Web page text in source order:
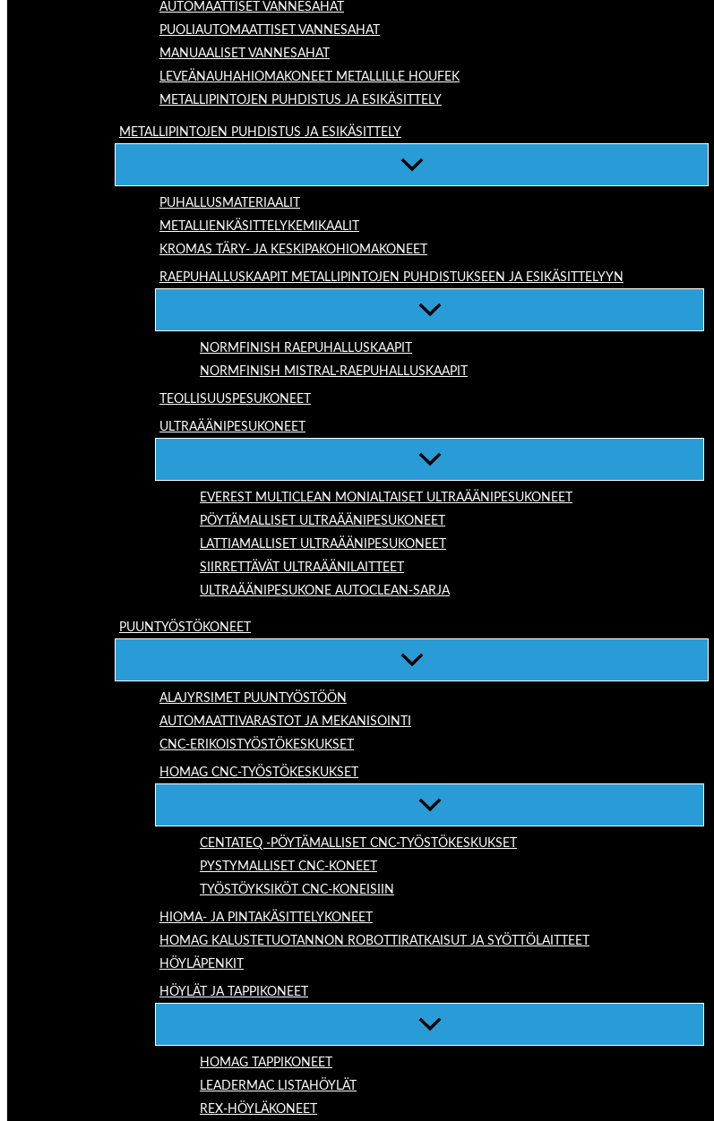
AUTOMAATTISET VANNESAHAT
PUOLIAUTOMAATTISET VANNESAHAT
MANUAALISET VANNESAHAT
LEVEÄNAUHAHIOMAKONEET METALLILLE HOUFEK
METALLIPINTOJEN PUHDISTUS JA ESIKÄSITTELY
METALLIPINTOJEN PUHDISTUS JA ESIKÄSITTELY
PUHALLUSMATERIAALIT
METALLIENKÄSITTELYKEMIKAALIT
KROMAS TÄRY- JA KESKIPAKOHIOMAKONEET
RAEPUHALLUSKAAPIT METALLIPINTOJEN PUHDISTUKSEEN JA ESIKÄSITTELYYN
NORMFINISH RAEPUHALLUSKAAPIT
NORMFINISH MISTRAL-RAEPUHALLUSKAAPIT
TEOLLISUUSPESUKONEET
ULTRAÄÄNIPESUKONEET
EVEREST MULTICLEAN MONIALTAISET ULTRAÄÄNIPESUKONEET
PÖYTÄMALLISET ULTRAÄÄNIPESUKONEET
LATTIAMALLISET ULTRAÄÄNIPESUKONEET
SIIRRETTÄVÄT ULTRAÄÄNILAITTEET
ULTRAÄÄNIPESUKONE AUTOCLEAN-SARJA
PUUNTYÖSTÖKONEET
ALAJYRSIMET PUUNTYÖSTÖÖN
AUTOMAATTIVARASTOT JA MEKANISOINTI
CNC-ERIKOISTYÖSTÖKESKUKSET
HOMAG CNC-TYÖSTÖKESKUKSET
CENTATEQ -PÖYTÄMALLISET CNC-TYÖSTÖKESKUKSET
PYSTYMALLISET CNC-KONEET
TYÖSTÖYKSIKÖT CNC-KONEISIIN
HIOMA- JA PINTAKÄSITTELYKONEET
HOMAG KALUSTETUOTANNON ROBOTTIRATKAISUT JA SYÖTTÖLAITTEET
HÖYLÄPENKIT
HÖYLÄT JA TAPPIKONEET
HOMAG TAPPIKONEET
LEADERMAC LISTAHÖYLÄT
REX-HÖYLÄKONEET